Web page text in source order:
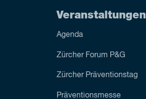
Veranstaltungen
Agenda
Zürcher Forum P&G
Zürcher Präventionstag
Präventionsmesse